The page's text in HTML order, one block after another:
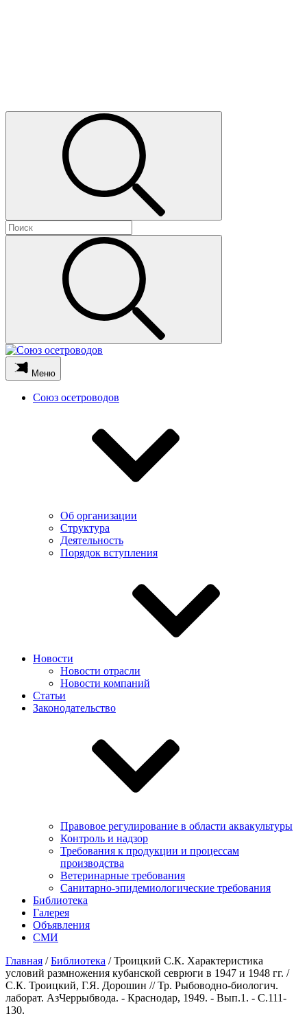
Меню
Союз осетроводов
Об организации
Структура
Деятельность
Порядок вступления
Новости
Новости отрасли
Новости компаний
Статьи
Законодательство
Правовое регулирование в области аквакультуры
Контроль и надзор
Требования к продукции и процессам
производства
Ветеринарные требования
Санитарно-эпидемиологические требования
Библиотека
Галерея
Объявления
СМИ
Главная /Библиотека /Троицкий С.К. Характеристика
условий размножения кубанской севрюги в 1947 и 1948 гг. /
С.К. Троицкий, Г.Я. Дорошин // Тр. Рыбоводно-биологич.
лаборат. АзЧеррыбвода. - Краснодар, 1949. - Вып.1. - С.111-
130.